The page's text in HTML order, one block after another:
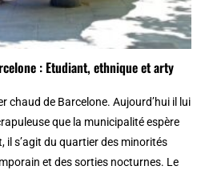
: Etudiant, ethnique et arty
chaud de Barcelone. Aujourd’hui il lui
que la municipalité espère
il s’agit du quartier des minorités
et des sorties nocturnes. Le